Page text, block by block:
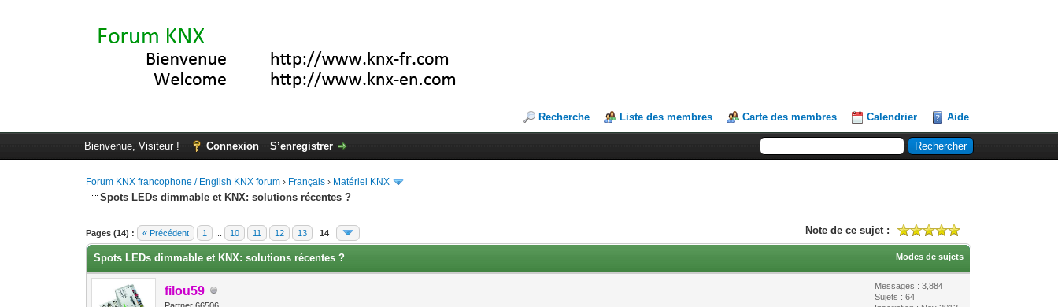
Recherche Liste des membres Carte des membres Calendrier Aide
Bienvenue, Visiteur ! Connexion S’enregistrer
Forum KNX francophone / English KNX forum › Français › Matériel KNX
Spots LEDs dimmable et KNX: solutions récentes ?
Pages (14) : « Précédent 1 10 11 12 13 14 Note de ce sujet :
Moyenne : 5 (2 vote(s))
1
2
3
4
5
Modes de sujets
Spots LEDs dimmable et KNX: solutions récentes ?
filou59
Messages : 3,884
Sujets : 64